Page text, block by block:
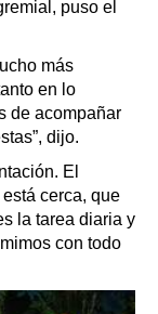
puso el
más
en lo
de acompañar
dijo.
El
cerca, que
la tarea diaria y
con todo